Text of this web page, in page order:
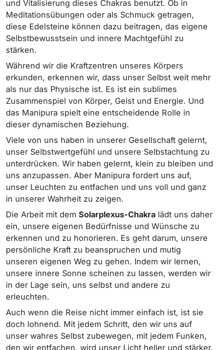
und Vitalisierung dieses Chakras benutzt. Ob in
Meditationsübungen oder als Schmuck getragen,
diese Edelsteine können dazu beitragen, das eigene
Selbstbewusstsein und innere Machtgefühl zu
stärken.
Während wir die Kraftzentren unseres Körpers
erkunden, erkennen wir, dass unser Selbst weit mehr
als nur das Physische ist. Es ist ein sublimes
Zusammenspiel von Körper, Geist und Energie. Und
das Manipura spielt eine entscheidende Rolle in
dieser dynamischen Beziehung.
Viele von uns haben in unserer Gesellschaft gelernt,
unser Selbstwertgefühl und unsere Selbstachtung zu
unterdrücken. Wir haben gelernt, klein zu bleiben und
uns anzupassen. Aber Manipura fordert uns auf,
unser Leuchten zu entfachen und uns voll und ganz
in unserer Wahrheit zu zeigen.
Die Arbeit mit dem Solarplexus-Chakra lädt uns daher
ein, unsere eigenen Bedürfnisse und Wünsche zu
erkennen und zu honorieren. Es geht darum, unsere
persönliche Kraft zu beanspruchen und mutig
unseren eigenen Weg zu gehen. Indem wir lernen,
unsere innere Sonne scheinen zu lassen, werden wir
in der Lage sein, uns selbst und andere zu
erleuchten.
Auch wenn die Reise nicht immer einfach ist, ist sie
doch lohnend. Mit jedem Schritt, den wir uns auf
unser wahres Selbst zubewegen, mit jedem Funken,
den wir entfachen, wird unser Licht heller und stärker.